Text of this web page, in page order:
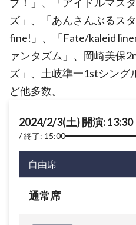
ズ」、「あんさんぶるス
fine!」、「Fate/kaleid
ァンタズム」、岡崎美保
ズ」、土岐準一1stシン
ど他多数。
2024/2/3(土) 開演: 13:30
終了: 15:00
自由席
通常席